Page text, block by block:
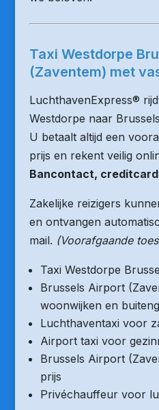
Taxi Westdorpe
(Zaventem) met
LuchthavenExpress®
Westdorpe naar
U betaalt altijd een
prijs en rekent veilig
Bancontact, creditcard
Zakelijke reizigers
en ontvangen
mail. (Voorafgaande
Taxi Westdorpe
Brussels Airport
woonwijken en
Luchthaventaxi voor
Airport taxi voor
Brussels Airport
prijs
Privéchauffeur voor